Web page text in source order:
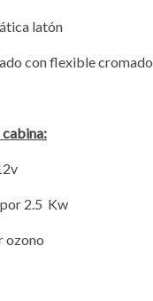
latón
con flexible cromado
cabina:
2.5 Kw
ozono